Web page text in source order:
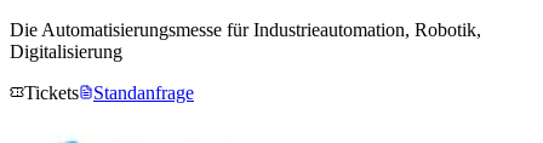
Die Automatisierungsmesse für Industrieautomation, Robotik,
Digitalisierung
Tickets
Standanfrage